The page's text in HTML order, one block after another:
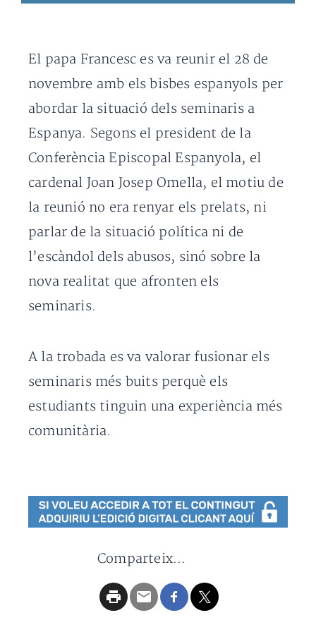
El papa Francesc es va reunir el 28 de
novembre amb els bisbes espanyols per
abordar la situació dels seminaris a
Espanya. Segons el president de la
Conferència Episcopal Espanyola, el
cardenal Joan Josep Omella, el motiu de
la reunió no era renyar els prelats, ni
parlar de la situació política ni de
l’escàndol dels abusos, sinó sobre la
nova realitat que afronten els
seminaris.
A la trobada es va valorar fusionar els
seminaris més buits perquè els
estudiants tinguin una experiència més
comunitària.
Comparteix...